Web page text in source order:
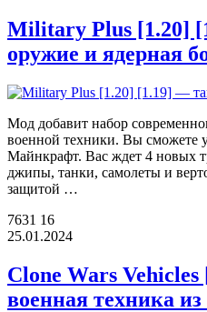
Military Plus [1.20]
оружие и ядерная
Мод добавит набор
военной техники. Вы сможете
Майнкрафт. Вас ждет 4 новых
джипы, танки, самолеты и
защитой …
7631 16
25.01.2024
Clone Wars
военная техника